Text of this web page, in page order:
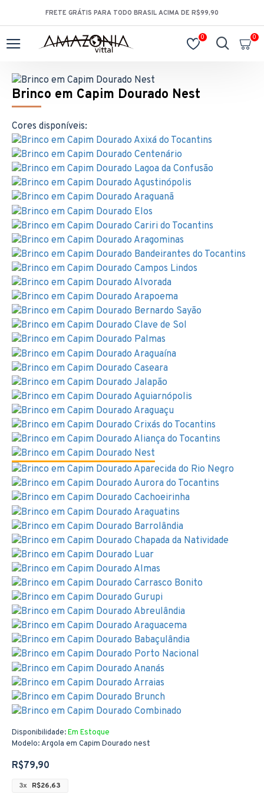
FRETE GRÁTIS PARA TODO BRASIL ACIMA DE R$99,90
0 0
Brinco em Capim Dourado Nest
Disponibilidade:Em Estoque
Modelo:Argola em Capim Dourado nest
R$79,90
3x R$26,63
Cores disponíveis: